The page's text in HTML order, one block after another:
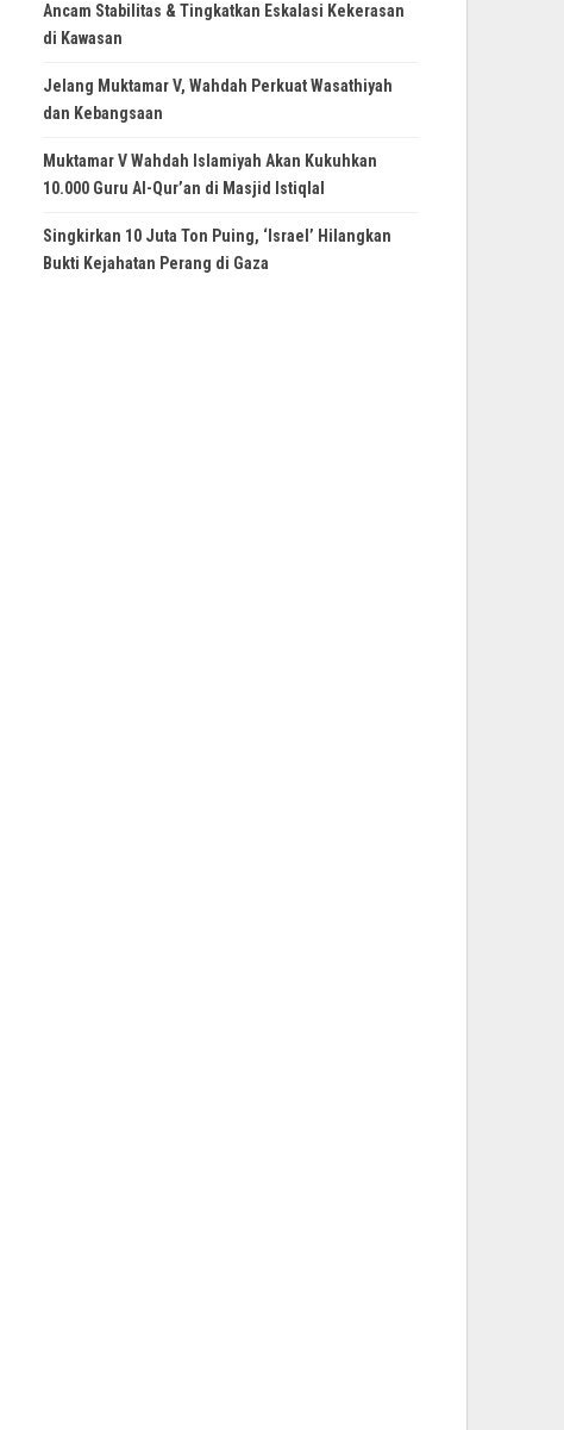
Ancam Stabilitas & Tingkatkan Eskalasi Kekerasan
di Kawasan
Jelang Muktamar V, Wahdah Perkuat Wasathiyah
dan Kebangsaan
Muktamar V Wahdah Islamiyah Akan Kukuhkan
10.000 Guru Al-Qur’an di Masjid Istiqlal
Singkirkan 10 Juta Ton Puing, ‘Israel’ Hilangkan
Bukti Kejahatan Perang di Gaza